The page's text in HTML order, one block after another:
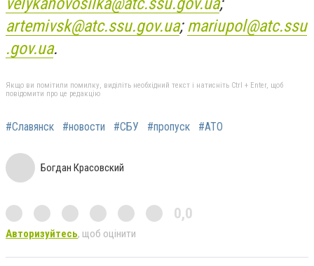
artemivsk@atc.ssu.gov.ua;mariupol@atc.ssu
.gov.ua.
Якщо ви помітили помилку, виділіть необхідний текст і натисніть Ctrl + Enter, щоб
повідомити про це редакцію
#Славянск #новости #СБУ #пропуск #АТО
Богдан Красовский
0,0
Авторизуйтесь, щоб оцінити